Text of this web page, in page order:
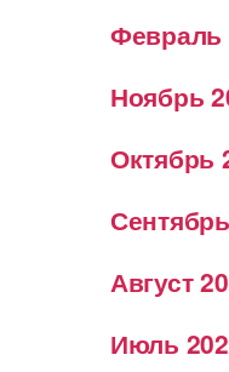
Февраль
Ноябрь
Октябрь
Август
Июль